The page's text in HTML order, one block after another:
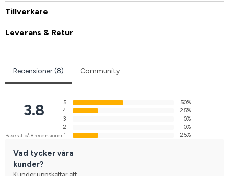
Tillverkare
Leverans & Retur
Recensioner (8) Community
3.8
Baserat på 8 recensioner
5
50%
4
25%
3
0%
2
0%
1
25%
Vad tycker våra
kunder?